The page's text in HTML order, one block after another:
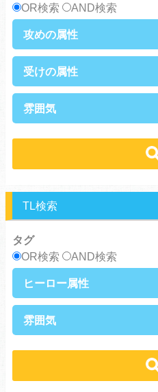
浮気・不倫
OR検索
AND検索
攻めの属性
俺様攻め
硬派攻め
ノンケ攻め
黒髪攻め
受けの属性
ノンケ受け
雰囲気
シリアス
TL検索
タグ
OR検索
AND検索
ヒーロー属性
王族・貴族
雰囲気
禁断・背徳